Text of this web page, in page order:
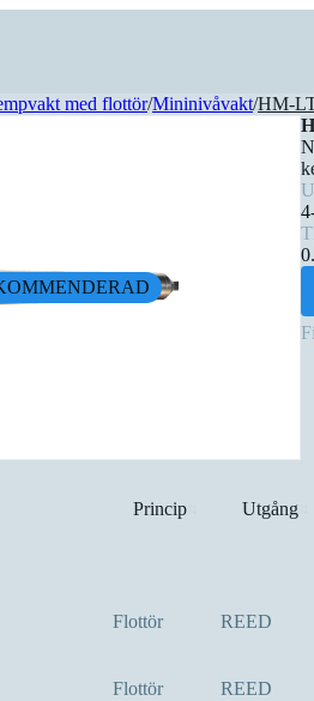
med flottör/Mininivåvakt/HM-
Princip Utgång
Flottör REED
Flottör REED